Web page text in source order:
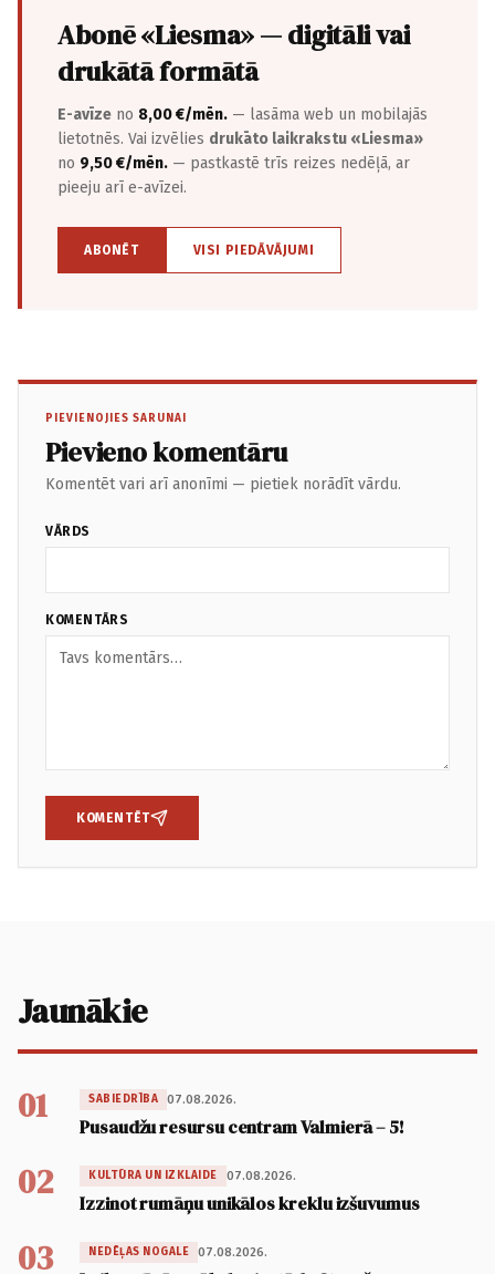
Abonē «Liesma» — digitāli vai
drukātā formātā
E-avīze no 8,00 €/mēn. — lasāma web un mobilajās
lietotnēs. Vai izvēlies drukāto laikrakstu «Liesma»
no 9,50 €/mēn. — pastkastē trīs reizes nedēļā, ar
pieeju arī e-avīzei.
ABONĒT VISI PIEDĀVĀJUMI
PIEVIENOJIES SARUNAI
Pievieno komentāru
Komentēt vari arī anonīmi — pietiek norādīt vārdu.
VĀRDS
KOMENTĀRS
KOMENTĒT
Jaunākie
01 SABIEDRĪBA 07.08.2026.
Pusaudžu resursu centram Valmierā – 5!
02 KULTŪRA UN IZKLAIDE 07.08.2026.
Izzinot rumāņu unikālos kreklu izšuvumus
03 NEDĒĻAS NOGALE 07.08.2026.